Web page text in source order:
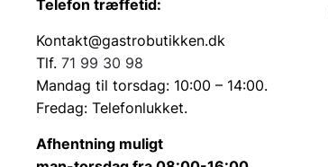
Telefon træffetid:
Kontakt@gastrobutikken.dk
Tlf. 71 99 30 98
Mandag til torsdag: 10:00 – 14:00.
Fredag: Telefonlukket.
Afhentning muligt